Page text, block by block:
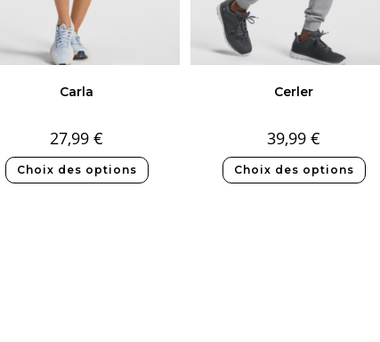
Carla
27,99 €
Choix des options
Cerler
39,99 €
Choix des options